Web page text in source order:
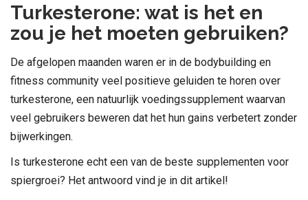
Turkesterone: wat is het en
zou je het moeten gebruiken?
De afgelopen maanden waren er in de bodybuilding en
fitness community veel positieve geluiden te horen over
turkesterone, een natuurlijk voedingssupplement waarvan
veel gebruikers beweren dat het hun gains verbetert zonder
bijwerkingen.
Is turkesterone echt een van de beste supplementen voor
spiergroei? Het antwoord vind je in dit artikel!